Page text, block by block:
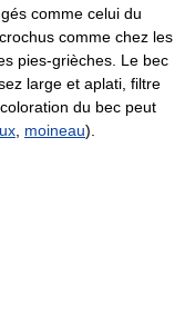
comme celui du
comme chez les
pies-grièches. Le bec
large et aplati, filtre
du bec peut
moineau).